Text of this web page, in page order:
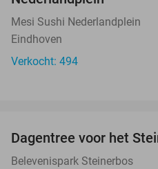
Mesi Sushi Nederlandplein
Eindhoven
Verkocht: 494
Dagentree voor het
Belevenispark Steinerbos